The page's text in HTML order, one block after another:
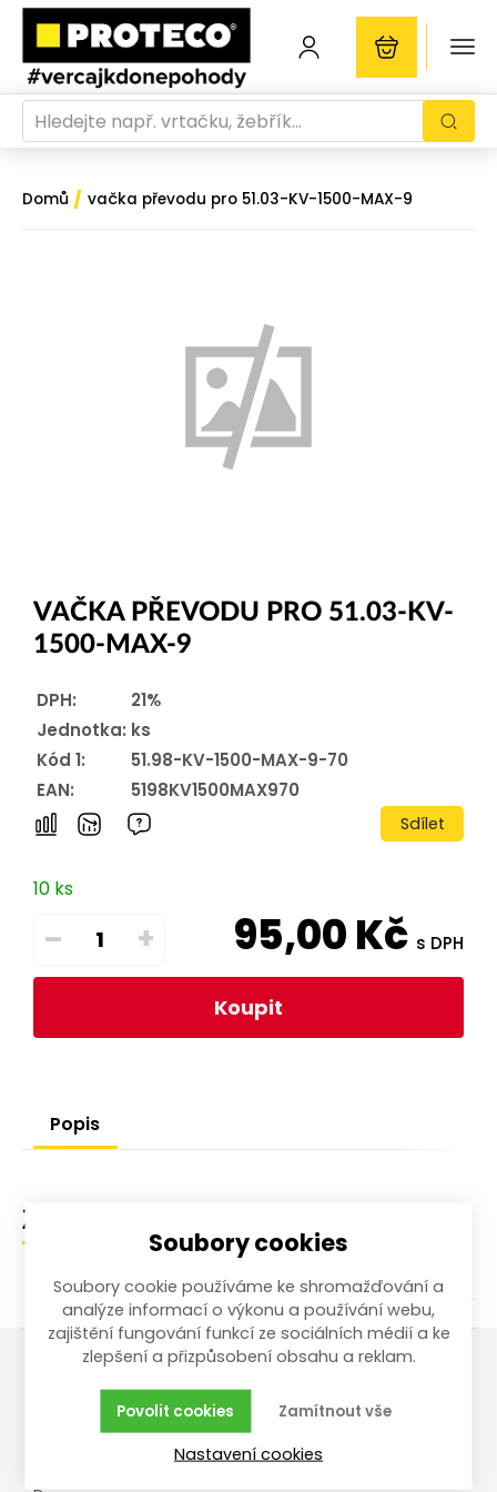
Domů / vačka převodu pro 51.03-KV-1500-MAX-9
VAČKA PŘEVODU PRO 51.03-KV-
1500-MAX-9
DPH:
21%
Jednotka: ks
Kód 1:
51.98-KV-1500-MAX-9-70
EAN:
5198KV1500MAX970
Sdílet
10 ks
– + 95,00Kč s DPH
Koupit
Popis
Zařazení zboží
Vše o nákupu
Obchodní podmínky
Reklamace,
vrácení, servis
Soubory cookies
Soubory cookie používáme ke shromažďování a
analýze informací o výkonu a používání webu,
zajištění fungování funkcí ze sociálních médií a ke
zlepšení a přizpůsobení obsahu a reklam.
Zamítnout vše
Povolit cookies
Nastavení cookies